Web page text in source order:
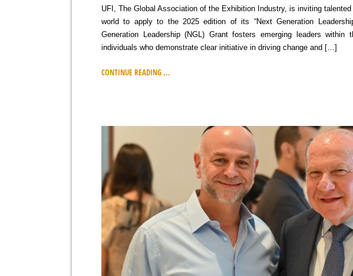
UFI, The Global Association of the Exhibition Industry, is inviting
world to apply to the 2025 edition of its “Next Generation
Generation Leadership (NGL) Grant fosters emerging leaders within
individuals who demonstrate clear initiative in driving change and […]
CONTINUE READING ...